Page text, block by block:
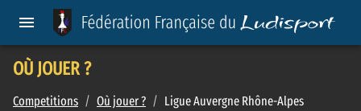
OÙ JOUER ?
Competitions / Où jouer ? / Ligue Auvergne Rhône-Alpes